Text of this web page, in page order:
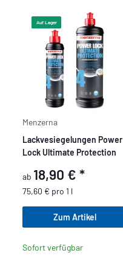
Auf Lager
Menzerna
Lackvesiegelungen Power
Lock Ultimate Protection
ab 18,90 €*
75,60 € pro 1 l
Zum Artikel
Sofort verfügbar